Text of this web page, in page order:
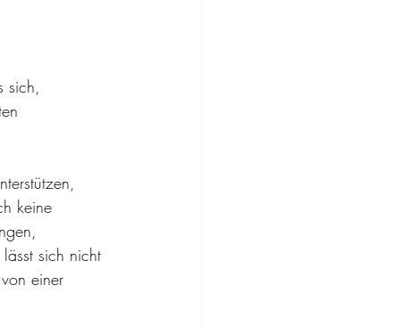
sich,
keine
sich nicht
einer